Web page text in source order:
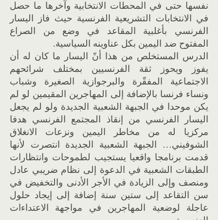
نفسها حتى في المحطات الانتخابية وآخرها ما حصل
في الانتخابات التشريعية الفرنسية حيث فاز اليسار
الفرنسي بأغلبية المقاعد في وضع من الصراع
المفتوح ضد اليمين بكل عناوينه السياسية.
الدرس المستخلص من هذا أنّ اليسار ما كان له أن
يفوز ويحوز ثقة الفرنسيين بمختلف شرائحهم
الاجتماعية المفقّرة والبرجوازية الصغيرة وشباب
ونساء فرنسا بالإضافة إلى المهاجرين المقيمين لو لم
يكن موحدا في الجبهة الشعبية الجديدة ولو لم يجعل
اليسار الفرنسي من إنقاذ المجتمع الفرنسي هدفا
مركزيا له من مخاطر اليمين ونزعات الانغلاق
الشوفيني… الجبهة الشعبية الجديدة انتصرت لأنها
قدمت برنامجا واقعيا يستجيب لطموحات وانتظارات
الطبقات الشعبية في الدعوة إلى نظام ضريبي عادل
ومنصف وإلى الزيادة في الأجر الأدنى والتخفيض في
سن التقاعد إلى ستين سنة إضافة إلى إيجاد حلول
عاجلة لوضعية المهاجرين في مواجهة الاعتداءات